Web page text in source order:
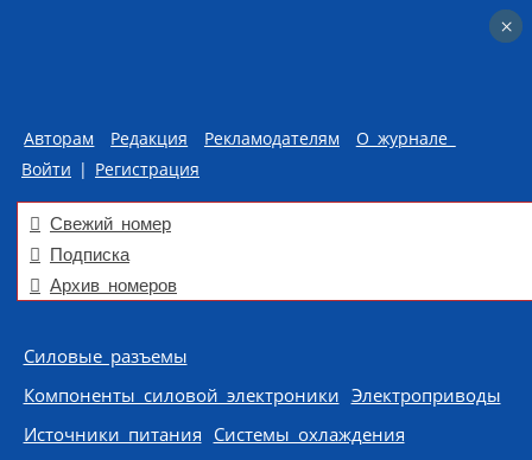
Авторам Редакция Рекламодателям
О журнале
Войти | Регистрация
Свежий номер
Подписка
Архив номеров
Skip to content
Силовые разъемы
Компоненты силовой электроники Электроприводы
Источники питания Системы охлаждения
×
×